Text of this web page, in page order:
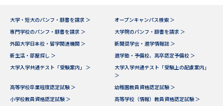
大学・短大のパンフ・願書を請求 ＞
オープンキャンパス検索 ＞
専門学校のパンフ・願書を請求 ＞
大学院のパンフ・願書を請求 ＞
外国大学日本校・留学関連機関 ＞
新聞奨学会・進学情報誌 ＞
新生活・部屋探し ＞
進学塾・予備校、高卒認定予備校 ＞
大学入学共通テスト「受験案内」 ＞
大学入学共通テスト「受験上の配慮案内」
＞
高等学校卒業程度認定試験 ＞
幼稚園教員資格認定試験 ＞
小学校教員資格認定試験 ＞
高等学校（情報）教員資格認定試験 ＞